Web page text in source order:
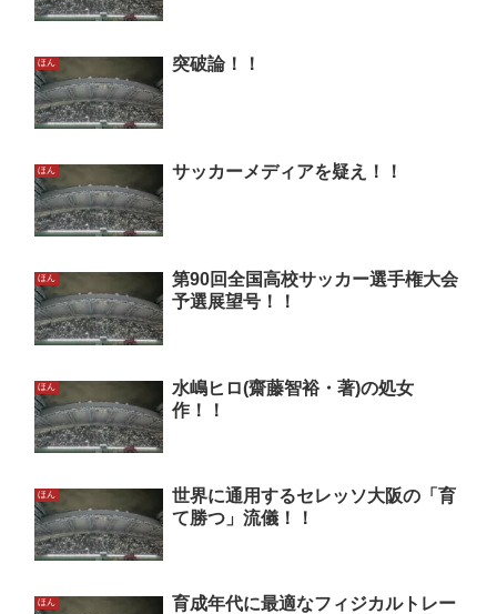
ほん 突破論！！
ほん サッカーメディアを疑え！！
ほん
第90回全国高校サッカー選手権大会
予選展望号！！
ほん
水嶋ヒロ(齋藤智裕・著)の処女
作！！
ほん
世界に通用するセレッソ大阪の「育
て勝つ」流儀！！
ほん
育成年代に最適なフィジカルトレー